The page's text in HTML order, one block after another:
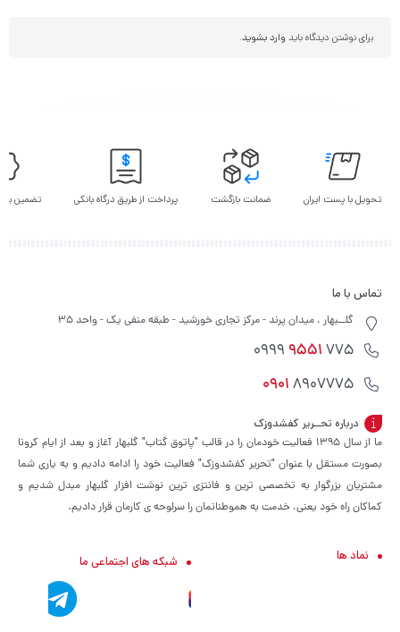
برای نوشتن دیدگاه باید وارد بشوید.
تحویل با پست ایران ضمانت بازگشت پرداخت از طریق درگاه بانکی تضمین
تماس با ما
گلــبهار ، میدان پرند - مرکز تجاری خورشید - طبقه منفی یک - واحد 35
9551775 0999
09018907775
درباره تحــریر کفشدوزک
ما از سال ۱۳۹۵ فعالیت خودمان را در قالب "پاتوق گتاب" گلبهار آغاز و بعد از ایام کرونا
بصورت مستقل با عنوان "تحریر کفشدوزک" فعالیت خود را ادامه دادیم و به یاری شما
مشتریان بزرگوار به تخصصی ترین و فانتزی ترین نوشت افزار گلبهار مبدل شدیم و
کماکان راه خود یعنی، خدمت به هموطنانمان را سرلوحه ی کارمان قرار دادیم.
نماد ها شبکه های اجتماعی ما